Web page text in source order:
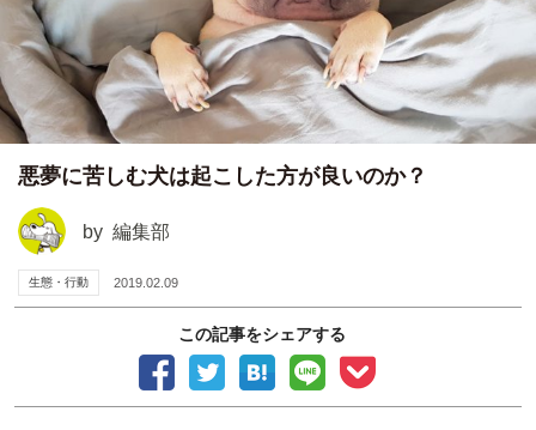
悪夢に苦しむ犬は起こした方が良いのか？
by 編集部
生態・行動 2019.02.09
この記事をシェアする